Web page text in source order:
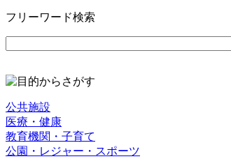
フリーワード検索
公共施設
医療・健康
教育機関・子育て
公園・レジャー・スポーツ